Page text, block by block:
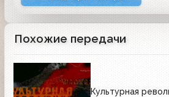
Похожие передачи
Культурная